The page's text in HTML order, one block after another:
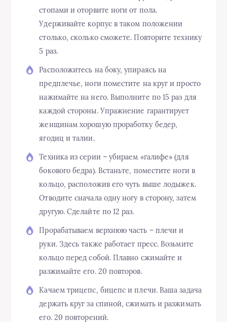
стопами и оторвите ноги от пола.
Удерживайте корпус в таком положении
столько, сколько сможете. Повторите технику
5 раз.
Расположитесь на боку, упираясь на
предплечье, ноги поместите на круг и просто
нажимайте на него. Выполните по 15 раз для
каждой стороны. Упражнение гарантирует
женщинам хорошую проработку бедер,
ягодиц и талии.
Техника из серии – убираем «галифе» (для
бокового бедра). Встаньте, поместите ноги в
кольцо, расположив его чуть выше лодыжек.
Отводите сначала одну ногу в сторону, затем
другую. Сделайте по 12 раз.
Прорабатываем верхнюю часть – плечи и
руки. Здесь также работает пресс. Возьмите
кольцо перед собой. Плавно сжимайте и
разжимайте его. 20 повторов.
Качаем трицепс, бицепс и плечи. Ваша задача
держать круг за спиной, сжимать и разжимать
его. 20 повторений.